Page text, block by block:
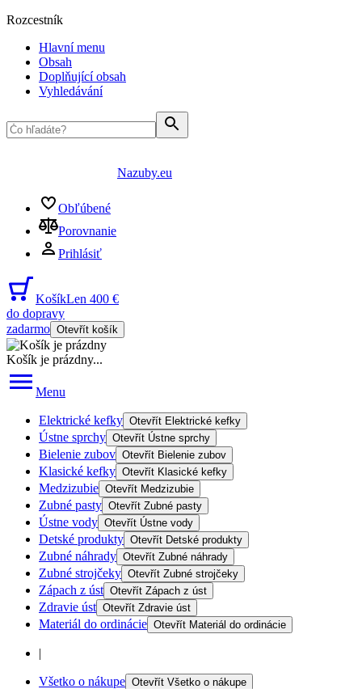
Rozcestník
Hlavní menu
Obsah
Doplňující obsah
Vyhledávání
Nazuby.eu
Obľúbené
Porovnanie
Prihlásiť
KošíkLen 400 €
do dopravy
zadarmo Otevřít košík
Košík je prázdny...
Menu
Elektrické kefky Otevřít Elektrické kefky
Ústne sprchy Otevřít Ústne sprchy
Bielenie zubov Otevřít Bielenie zubov
Klasické kefky Otevřít Klasické kefky
Medzizubie Otevřít Medzizubie
Zubné pasty Otevřít Zubné pasty
Ústne vody Otevřít Ústne vody
Detské produkty Otevřít Detské produkty
Zubné náhrady Otevřít Zubné náhrady
Zubné strojčeky Otevřít Zubné strojčeky
Zápach z úst Otevřít Zápach z úst
Zdravie úst Otevřít Zdravie úst
Materiál do ordinácie Otevřít Materiál do ordinácie
|
Všetko o nákupe Otevřít Všetko o nákupe